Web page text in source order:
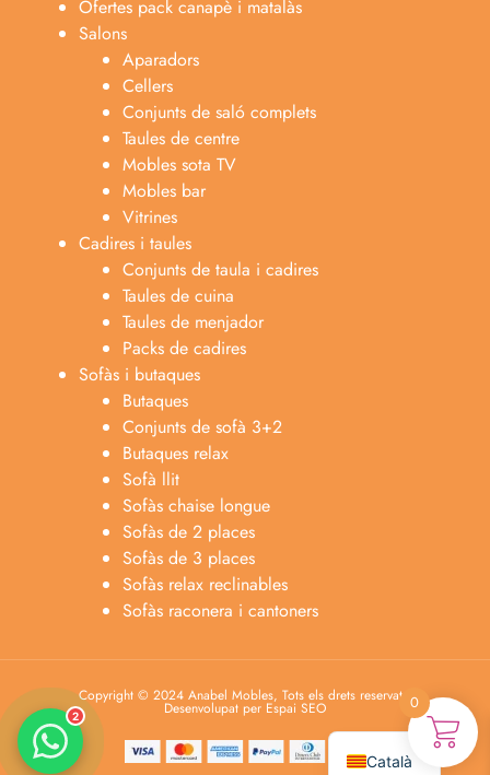
Ofertes pack canapè i matalàs
Salons
Aparadors
Cellers
Conjunts de saló complets
Taules de centre
Mobles sota TV
Mobles bar
Vitrines
Cadires i taules
Conjunts de taula i cadires
Taules de cuina
Taules de menjador
Packs de cadires
Sofàs i butaques
Butaques
Conjunts de sofà 3+2
Butaques relax
Sofà llit
Sofàs chaise longue
Sofàs de 2 places
Sofàs de 3 places
Sofàs relax reclinables
Sofàs raconera i cantoners
Copyright © 2024 Anabel Mobles, Tots els drets reservats.
Desenvolupat per Espai SEO 0
Català
Español
Lun-dom 9:00am-10pm
2